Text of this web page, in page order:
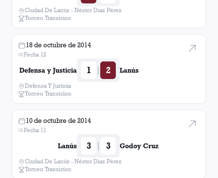
Ciudad De Lanús - Néstor Diaz Pérez
Torneo Transicion
18 de octubre de 2014
Fecha 12
Defensa y Justicia 1 | 2 Lanús
Defensa Y Justicia
Torneo Transicion
10 de octubre de 2014
Fecha 11
Lanús 3 | 3 Godoy Cruz
Ciudad De Lanús - Néstor Diaz Pérez
Torneo Transicion